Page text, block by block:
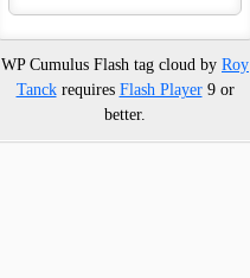
WP Cumulus Flash tag cloud by Roy
Tanckrequires Flash Player9 or
better.